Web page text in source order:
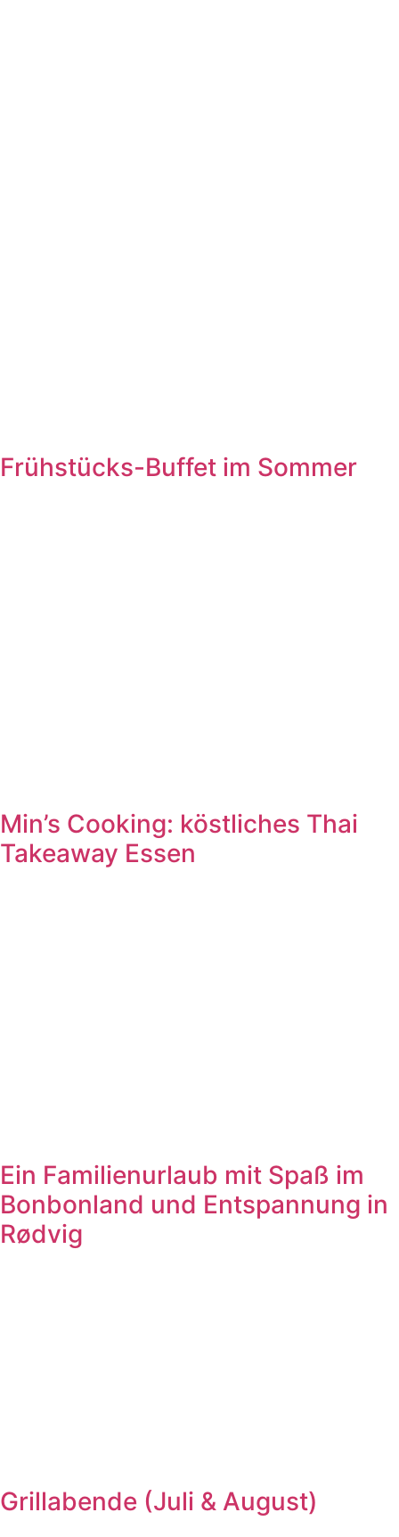
Frühstücks-Buffet im Sommer
Min’s Cooking: köstliches Thai
Takeaway Essen
Ein Familienurlaub mit Spaß im
Bonbonland und Entspannung in
Rødvig
Grillabende (Juli & August)